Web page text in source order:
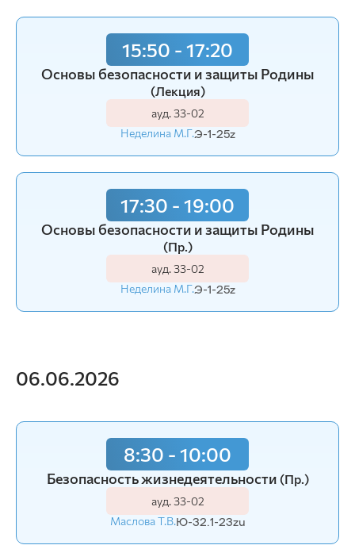
15:50 - 17:20
Основы безопасности и защиты Родины
(Лекция)
ауд. З3-02
Неделина М.Г.Э-1-25z
17:30 - 19:00
Основы безопасности и защиты Родины
(Пр.)
ауд. З3-02
Неделина М.Г.Э-1-25z
06.06.2026
8:30 - 10:00
Безопасность жизнедеятельности (Пр.)
ауд. З3-02
Маслова Т.В.Ю-32.1-23zu